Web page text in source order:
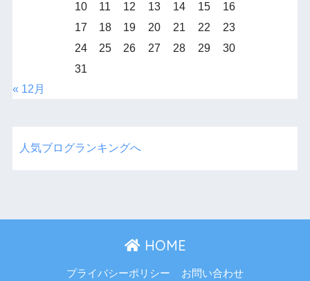
10
11 12 13 14 15
16
17
18 19 20 21 22
23
24
25 26 27 28 29
30
31
« 12月
人気ブログランキングへ
HOME
プライバシーポリシー お問い合わせ